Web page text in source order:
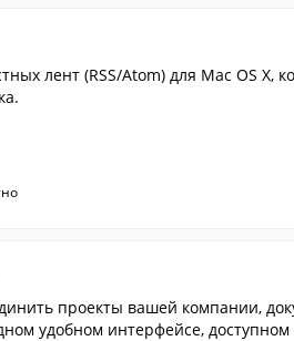
лент (RSS/Atom) для Mac OS
проекты вашей компании,
удобном интерфейсе,